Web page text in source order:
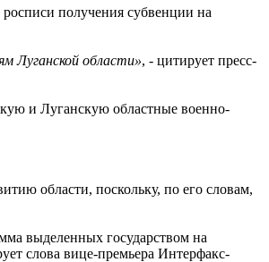
получения субвенции на
Луганской области», - цитирует пресс-
и Луганскую областные военно-
области, поскольку, по его словам,
выделенных государством на
слова вице-премьера Интерфакс-